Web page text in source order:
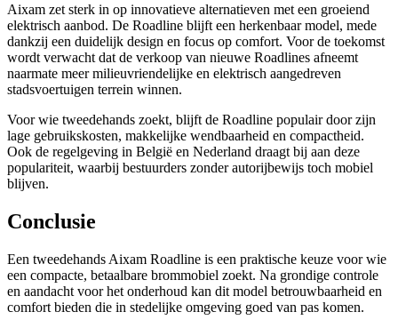
Aixam zet sterk in op innovatieve alternatieven met een groeiend
elektrisch aanbod. De Roadline blijft een herkenbaar model, mede
dankzij een duidelijk design en focus op comfort. Voor de toekomst
wordt verwacht dat de verkoop van nieuwe Roadlines afneemt
naarmate meer milieuvriendelijke en elektrisch aangedreven
stadsvoertuigen terrein winnen.
Voor wie tweedehands zoekt, blijft de Roadline populair door zijn
lage gebruikskosten, makkelijke wendbaarheid en compactheid.
Ook de regelgeving in België en Nederland draagt bij aan deze
populariteit, waarbij bestuurders zonder autorijbewijs toch mobiel
blijven.
Conclusie
Een tweedehands Aixam Roadline is een praktische keuze voor wie
een compacte, betaalbare brommobiel zoekt. Na grondige controle
en aandacht voor het onderhoud kan dit model betrouwbaarheid en
comfort bieden die in stedelijke omgeving goed van pas komen.